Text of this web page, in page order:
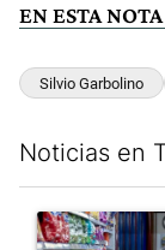
EN ESTA NOTA
Silvio Garbolino
Noticias en
Un artículo de